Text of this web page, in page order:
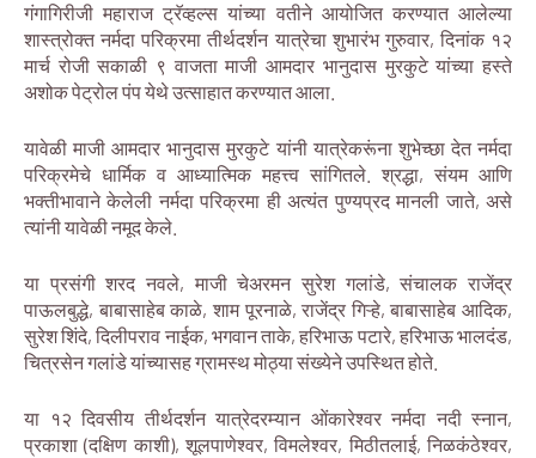
गंगागिरीजी महाराज ट्रॅव्हल्स यांच्या वतीने आयोजित करण्यात आलेल्या
शास्त्रोक्त नर्मदा परिक्रमा तीर्थदर्शन यात्रेचा शुभारंभ गुरुवार, दिनांक १२
मार्च रोजी सकाळी ९ वाजता माजी आमदार भानुदास मुरकुटे यांच्या हस्ते
अशोक पेट्रोल पंप येथे उत्साहात करण्यात आला.
यावेळी माजी आमदार भानुदास मुरकुटे यांनी यात्रेकरूंना शुभेच्छा देत नर्मदा
परिक्रमेचे धार्मिक व आध्यात्मिक महत्त्व सांगितले. श्रद्धा, संयम आणि
भक्तीभावाने केलेली नर्मदा परिक्रमा ही अत्यंत पुण्यप्रद मानली जाते, असे
त्यांनी यावेळी नमूद केले.
या प्रसंगी शरद नवले, माजी चेअरमन सुरेश गलांडे, संचालक राजेंद्र
पाऊलबुद्धे, बाबासाहेब काळे, शाम पूरनाळे, राजेंद्र गिऱ्हे, बाबासाहेब आदिक,
सुरेश शिंदे, दिलीपराव नाईक, भगवान ताके, हरिभाऊ पटारे, हरिभाऊ भालदंड,
चित्रसेन गलांडे यांच्यासह ग्रामस्थ मोठ्या संख्येने उपस्थित होते.
या १२ दिवसीय तीर्थदर्शन यात्रेदरम्यान ओंकारेश्वर नर्मदा नदी स्नान,
प्रकाशा (दक्षिण काशी), शूलपाणेश्वर, विमलेश्वर, मिठीतलाई, निळकंठेश्वर,